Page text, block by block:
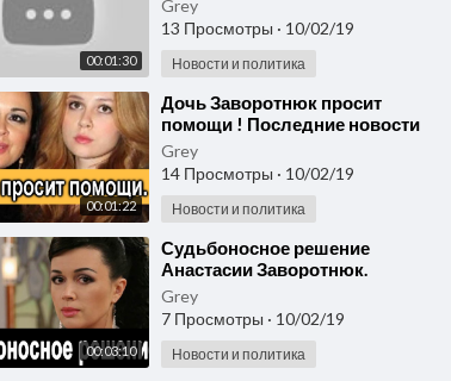
00:01:30
#Настяживи #заворотнюк
Grey
13 Просмотры · 10/02/19
Новости и политика
00:01:22
⁣Дочь Заворотнюк просит
помощи ! Последние новости
СЕГОДНЯ ! #Настяживи
#заворотнюк
Grey
14 Просмотры · 10/02/19
Новости и политика
00:03:10
⁣Судьбоносное решение
Анастасии Заворотнюк.
Последние новости СЕГОДНЯ.
#Настяживи #заворотнюк
Grey
7 Просмотры · 10/02/19
Новости и политика